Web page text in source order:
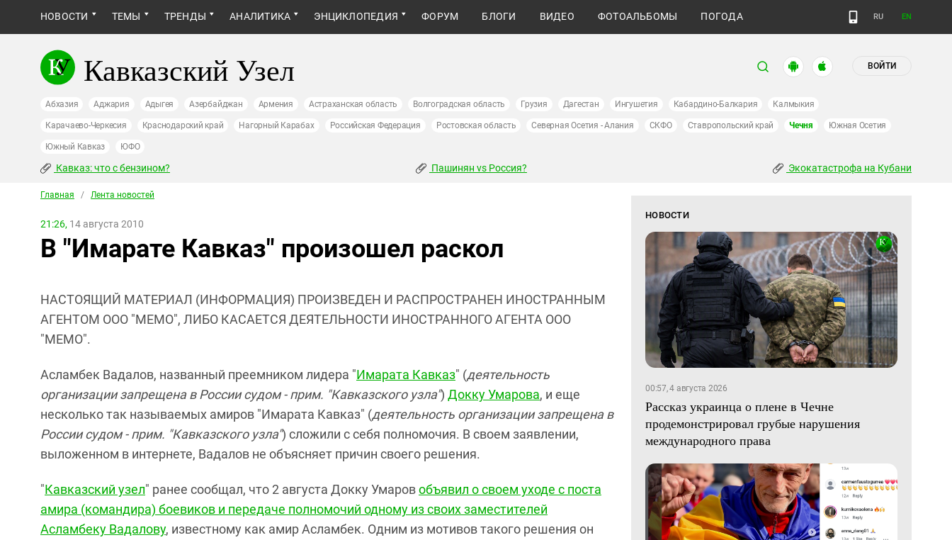
НОВОСТИ ТЕМЫ ТРЕНДЫ АНАЛИТИКА ЭНЦИКЛОПЕДИЯ ФОРУМ БЛОГИ ВИДЕО ФОТОАЛЬБОМЫ ПОГОДА RU EN
Кавказский Узел ВОЙТИ
Абхазия Аджария Адыгея Азербайджан Армения Астраханская область Волгоградская область Грузия Дагестан Ингушетия Кабардино-Балкария Калмыкия
Карачаево-Черкесия Краснодарский край Нагорный Карабах Российская Федерация Ростовская область Северная Осетия - Алания СКФО Ставропольский край Чечня Южная Осетия
Южный Кавказ ЮФО
Кавказ: что с бензином? Пашинян vs Россия? Экокатастрофа на Кубани
Главная / Лента новостей
21:26, 14 августа 2010
В "Имарате Кавказ" произошел раскол
НАСТОЯЩИЙ МАТЕРИАЛ (ИНФОРМАЦИЯ) ПРОИЗВЕДЕН И РАСПРОСТРАНЕН ИНОСТРАННЫМ
АГЕНТОМ ООО "МЕМО", ЛИБО КАСАЕТСЯ ДЕЯТЕЛЬНОСТИ ИНОСТРАННОГО АГЕНТА ООО
"МЕМО".
Асламбек Вадалов, названный преемником лидера "Имарата Кавказ" (деятельность
организации запрещена в России судом - прим. "Кавказского узла") Докку Умарова, и еще
несколько так называемых амиров "Имарата Кавказ" (деятельность организации запрещена в
России судом - прим. "Кавказского узла") сложили с себя полномочия. В своем заявлении,
выложенном в интернете, Вадалов не объясняет причин своего решения.
"Кавказский узел" ранее сообщал, что 2 августа Докку Умаровобъявил о своем уходе с поста
амира (командира) боевиков и передаче полномочий одному из своих заместителей
Асламбеку Вадалову, известному как амир Асламбек. Одним из мотивов такого решения он
НОВОСТИ
00:57, 4 августа 2026
Рассказ украинца о плене в Чечне
продемонстрировал грубые нарушения
международного права